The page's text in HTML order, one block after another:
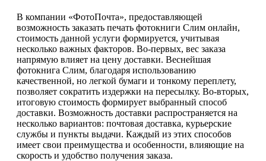
В компании «ФотоПочта», предоставляющей
возможность заказать печать фотокниги Слим онлайн,
стоимость данной услуги формируется, учитывая
несколько важных факторов. Во-первых, вес заказа
напрямую влияет на цену доставки. Веснейшая
фотокнига Слим, благодаря использованию
качественной, но легкой бумаги и тонкому переплету,
позволяет сократить издержки на пересылку. Во-вторых,
итоговую стоимость формирует выбранный способ
доставки. Возможность доставки распространяется на
несколько вариантов: почтовая доставка, курьерские
службы и пункты выдачи. Каждый из этих способов
имеет свои преимущества и особенности, влияющие на
скорость и удобство получения заказа.